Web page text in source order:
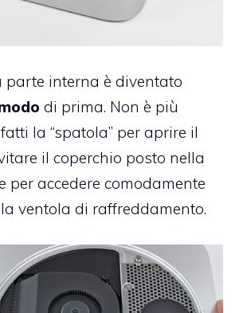
parte interna è diventato
di prima. Non è più
la “spatola” per aprire il
il coperchio posto nella
per accedere comodamente
ventola di raffreddamento.